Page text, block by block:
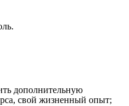
дополнительную
свой жизненный опыт;